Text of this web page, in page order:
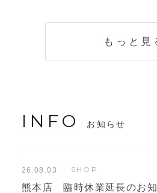
もっと見
INFO お知らせ
26.08.03 SHOP
熊本店 臨時休業延長のお